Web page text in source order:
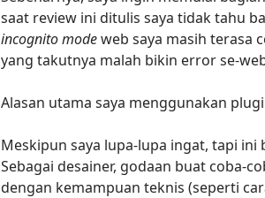
saat review ini ditulis saya tidak tahu
incognito modeweb saya masih terasa
yang takutnya malah bikin error se-
Alasan utama saya menggunakan
Meskipun saya lupa-lupa ingat, tapi
Sebagai desainer, godaan buat coba-
dengan kemampuan teknis (seperti